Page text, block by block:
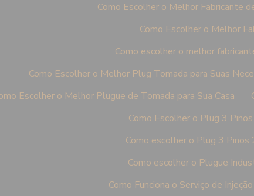
Como Escolher o Melhor Fabricante
Como Escolher o Melhor
Como escolher o melhor
Como Escolher o Melhor Plug Tomada para Suas
Escolher o Melhor Plugue de Tomada para Sua Casa
Como Escolher o Plug 3
Como escolher o Plug 3
Como escolher o Plugue
Como Funciona o Serviço de